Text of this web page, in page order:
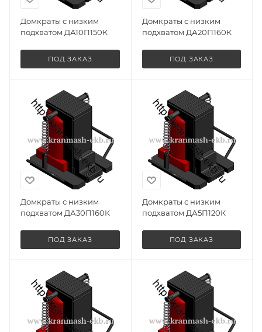
Домкраты с низким
подхватом ДА10П150К
ПОД ЗАКАЗ
Домкраты с низким
подхватом ДА20П160К
ПОД ЗАКАЗ
Домкраты с низким
подхватом ДА30П160К
ПОД ЗАКАЗ
Домкраты с низким
подхватом ДА5П120К
ПОД ЗАКАЗ